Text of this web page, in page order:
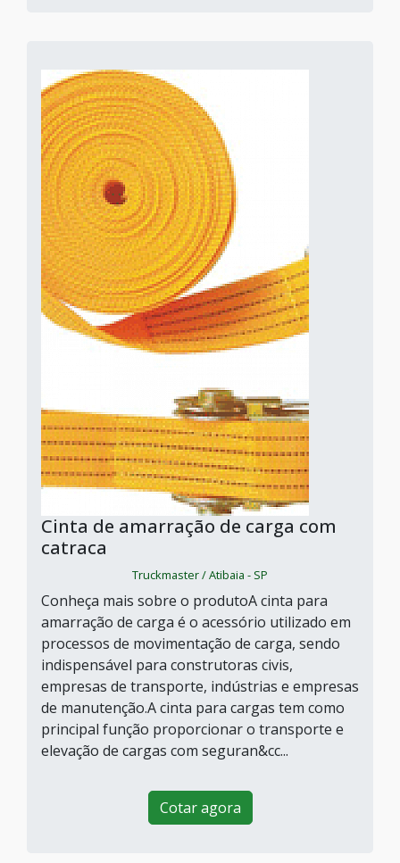
Cinta de amarração de carga com
catraca
Truckmaster / Atibaia - SP
Conheça mais sobre o produtoA cinta para
amarração de carga é o acessório utilizado em
processos de movimentação de carga, sendo
indispensável para construtoras civis,
empresas de transporte, indústrias e empresas
de manutenção.A cinta para cargas tem como
principal função proporcionar o transporte e
elevação de cargas com seguran&cc...
Cotar agora